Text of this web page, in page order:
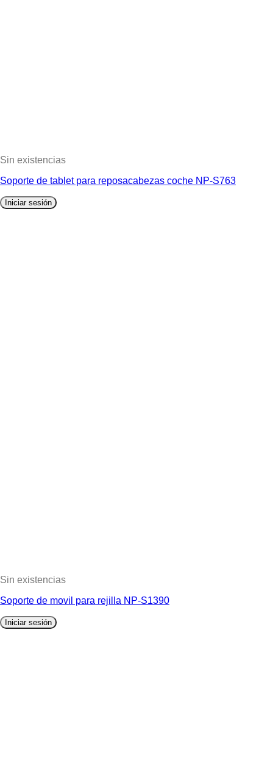
Sin existencias
Soporte de tablet para reposacabezas coche NP-S763
Iniciar sesión
Sin existencias
Soporte de movil para rejilla NP-S1390
Iniciar sesión